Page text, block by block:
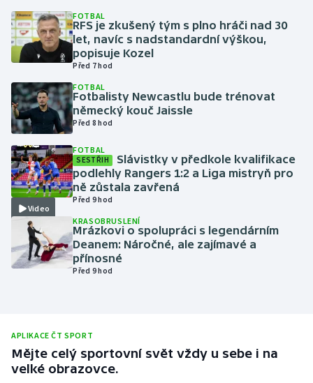
Lezení
Lyže a snowboard
Moderní pětiboj
Motorsport
Olympijské hry
Parasport
Plavání
Plážový volejbal
Rychlostní kanoistika
FOTBAL
RFS je zkušený tým s plno hráči nad 30
let, navíc s nadstandardní výškou,
popisuje Kozel
Před 7 hod
FOTBAL
Fotbalisty Newcastlu bude trénovat
německý kouč Jaissle
Před 8 hod
Video
FOTBAL
SESTŘIH
Slávistky v předkole kvalifikace
podlehly Rangers 1:2 a Liga mistryň pro
ně zůstala zavřená
Před 9 hod
KRASOBRUSLENÍ
Mrázkovi o spolupráci s legendárním
Deanem: Náročné, ale zajímavé a
přínosné
Před 9 hod
APLIKACE ČT SPORT
Mějte celý sportovní svět vždy u sebe i na
velké obrazovce.